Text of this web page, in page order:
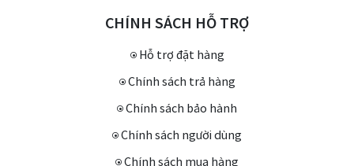
CHÍNH SÁCH HỖ TRỢ
Hỗ trợ đặt hàng
Chính sách trả hàng
Chính sách bảo hành
Chính sách người dùng
Chính sách mua hàng